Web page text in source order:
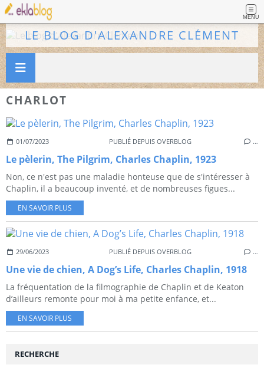
MENU
LE BLOG D'ALEXANDRE CLÉMENT
CHARLOT
01/07/2023 PUBLIÉ DEPUIS OVERBLOG …
Le pèlerin, The Pilgrim, Charles Chaplin, 1923
Non, ce n'est pas une maladie honteuse que de s'intéresser à
Chaplin, il a beaucoup inventé, et de nombreuses figues...
EN SAVOIR PLUS
29/06/2023 PUBLIÉ DEPUIS OVERBLOG …
Une vie de chien, A Dog’s Life, Charles Chaplin, 1918
La fréquentation de la filmographie de Chaplin et de Keaton
d’ailleurs remonte pour moi à ma petite enfance, et...
EN SAVOIR PLUS
RECHERCHE